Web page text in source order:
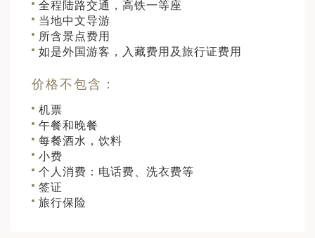
全程陆路交通，高铁一等座
当地中文导游
所含景点费用
如是外国游客，入藏费用及旅行证费用
价格不包含：
机票
午餐和晚餐
每餐酒水，饮料
小费
个人消费：电话费、洗衣费等
签证
旅行保险